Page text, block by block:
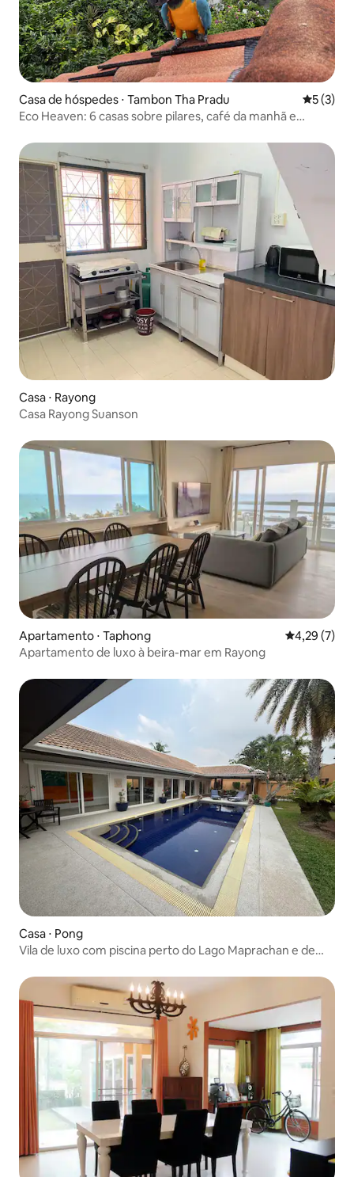
Casa de hóspedes ⋅ Tambon Tha Pradu 5 de
5 (3)
Eco Heaven: 6 casas sobre pilares, café da manhã e
Casa ⋅ Rayong
Casa Rayong Suanson
Apartamento ⋅ Taphong 4,29 de
4,29 (7)
Apartamento de luxo à beira-mar em Rayong
Casa ⋅ Pong
Vila de luxo com piscina perto do Lago Maprachan e de